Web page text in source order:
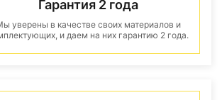
Гарантия 2 года
уверены в качестве своих материалов и
и даем на них гарантию 2 года.